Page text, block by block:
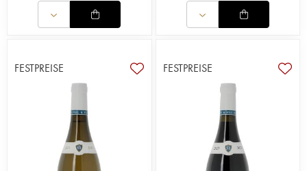
FESTPREISE FESTPREISE